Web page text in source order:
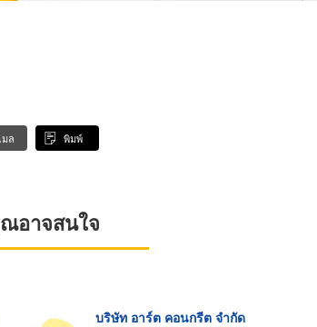
มล พิมพ์
อาจสนใจ
บริษัท อาร์ต คอนกรีต จำกัด